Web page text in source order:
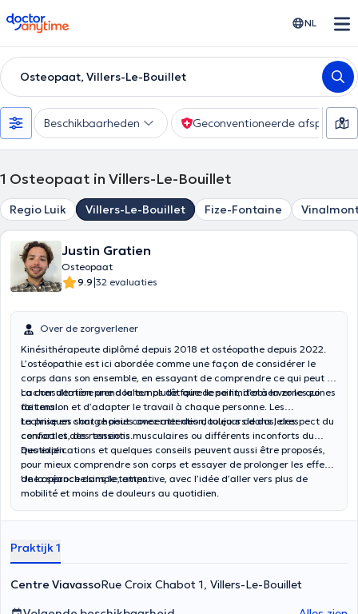
doctoranytime NL
Osteopaat, Villers-Le-Bouillet
Beschikbaarheden Geconventioneerde afspraak
1 Osteopaat in Villers-Le-Bouillet
Regio Luik Villers-Le-Bouillet Fize-Fontaine
Justin Gratien
Osteopaat
9.9|32 evaluaties
Over de zorgverlener
Kinésithérapeute diplômé depuis 2018 et ostéopathe depuis 2022.
L’ostéopathie est ici abordée comme une façon de considérer le
corps dans son ensemble, en essayant de comprendre ce qui peut se
cacher derrière une douleur plutôt que de se limiter à la zone qui
fait mal.
La consultation prend le temps de faire le point, d’observer les zones
de tension et d’adapter le travail à chaque personne. Les
techniques sont choisies avec attention, toujours dans le respect du
confort et des ressentis.
La prise en charge peut concerner des douleurs de dos, des
cervicales, des tensions musculaires ou différents inconforts du
quotidien.
Des explications et quelques conseils peuvent aussi être proposés,
pour mieux comprendre son corps et essayer de prolonger les effets
de la séance dans le temps.
Une approche simple, attentive, avec l’idée d’aller vers plus de
mobilité et moins de douleurs au quotidien.
Praktijk 1
Centre ViavassoRue Croix Chabot 1, Villers-Le-Bouillet